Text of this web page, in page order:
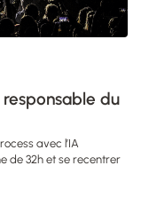
du
avec l’IA
de 32h et se recentrer